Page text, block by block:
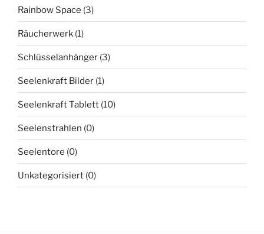
Rainbow Space (3)
Räucherwerk (1)
Schlüsselanhänger (3)
Seelenkraft Bilder (1)
Seelenkraft Tablett (10)
Seelenstrahlen (0)
Seelentore (0)
Unkategorisiert (0)